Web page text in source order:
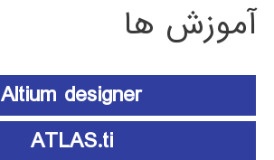
آموزش ها
Altium designer
ATLAS.ti